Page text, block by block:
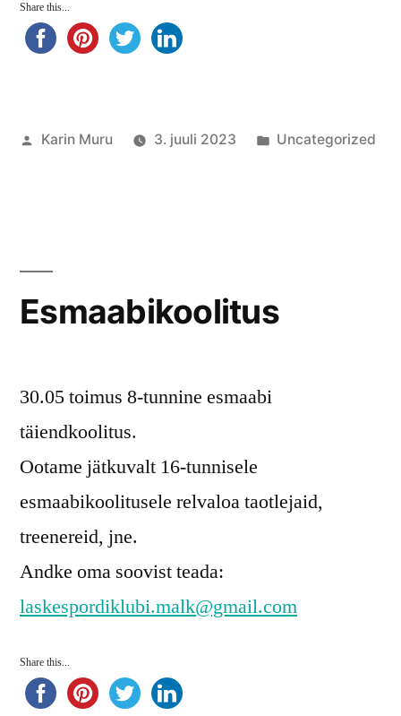
Share this...
Posted
Karin Muru 3. juuli 2023
Posted
Uncategorized
Esmaabikoolitus
30.05 toimus 8-tunnine esmaabi
täiendkoolitus.
Ootame jätkuvalt 16-tunnisele
esmaabikoolitusele relvaloa taotlejaid,
treenereid, jne.
Andke oma soovist teada:
laskespordiklubi.malk@gmail.com
Share this...